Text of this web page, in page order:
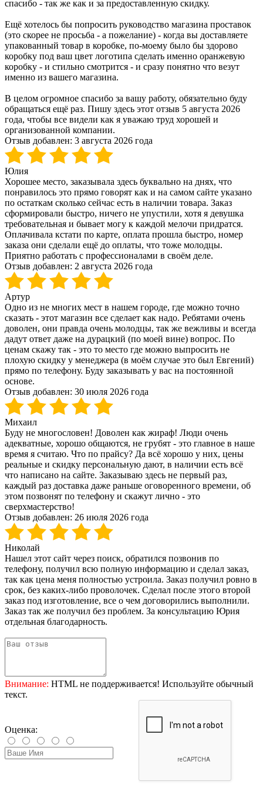
спасибо - так же как и за предоставленную скидку.
Ещё хотелось бы попросить руководство магазина проставок
(это скорее не просьба - а пожелание) - когда вы доставляете
упакованный товар в коробке, по-моему было бы здорово
коробку под ваш цвет логотипа сделать именно оранжевую
коробку - и стильно смотрится - и сразу понятно что везут
именно из вашего магазина.
В целом огромное спасибо за вашу работу, обязательно буду
обращаться ещё раз. Пишу здесь этот отзыв 5 августа 2026
года, чтобы все видели как я уважаю труд хорошей и
организованной компании.
Отзыв добавлен: 3 августа 2026 года
Юлия
Хорошее место, заказывала здесь буквально на днях, что
понравилось это прямо говорят как и на самом сайте указано
по остаткам сколько сейчас есть в наличии товара. Заказ
сформировали быстро, ничего не упустили, хотя я девушка
требовательная и бывает могу к каждой мелочи придратся.
Оплачивала кстати по карте, оплата прошла быстро, номер
заказа они сделали ещё до оплаты, что тоже молодцы.
Приятно работать с профессионалами в своём деле.
Отзыв добавлен: 2 августа 2026 года
Артур
Одно из не многих мест в нашем городе, где можно точно
сказать - этот магазин все сделает как надо. Ребятами очень
доволен, они правда очень молодцы, так же вежливы и всегда
дадут ответ даже на дурацкий (по моей вине) вопрос. По
ценам скажу так - это то место где можно выпросить не
плохую скидку у менеджера (в моём случае это был Евгений)
прямо по телефону. Буду заказывать у вас на постоянной
основе.
Отзыв добавлен: 30 июля 2026 года
Михаил
Буду не многословен! Доволен как жираф! Люди очень
адекватные, хорошо общаются, не грубят - это главное в наше
время я считаю. Что по прайсу? Да всё хорошо у них, цены
реальные и скидку персональную дают, в наличии есть всё
что написано на сайте. Заказываю здесь не первый раз,
каждый раз доставка даже раньше оговоренного времени, об
этом позвонят по телефону и скажут лично - это
сверхмастерство!
Отзыв добавлен: 26 июля 2026 года
Николай
Нашел этот сайт через поиск, обратился позвонив по
телефону, получил всю полную информацию и сделал заказ,
так как цена меня полностью устроила. Заказ получил ровно в
срок, без каких-либо проволочек. Сделал после этого второй
заказ под изготовление, все о чем договорились выполнили.
Заказ так же получил без проблем. За консультацию Юрия
отдельная благодарность.
Внимание: HTML не поддерживается! Используйте обычный
текст.
Оценка: